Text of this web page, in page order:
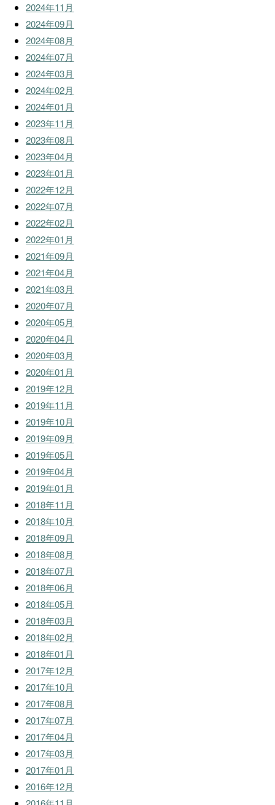
2024年11月
2024年09月
2024年08月
2024年07月
2024年03月
2024年02月
2024年01月
2023年11月
2023年08月
2023年04月
2023年01月
2022年12月
2022年07月
2022年02月
2022年01月
2021年09月
2021年04月
2021年03月
2020年07月
2020年05月
2020年04月
2020年03月
2020年01月
2019年12月
2019年11月
2019年10月
2019年09月
2019年05月
2019年04月
2019年01月
2018年11月
2018年10月
2018年09月
2018年08月
2018年07月
2018年06月
2018年05月
2018年03月
2018年02月
2018年01月
2017年12月
2017年10月
2017年08月
2017年07月
2017年04月
2017年03月
2017年01月
2016年12月